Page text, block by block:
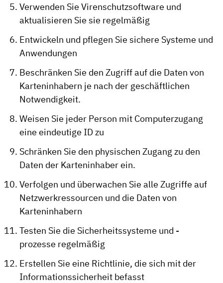
Verwenden Sie Virenschutzsoftware und
aktualisieren Sie sie regelmäßig
Entwickeln und pflegen Sie sichere Systeme und
Anwendungen
Beschränken Sie den Zugriff auf die Daten von
Karteninhabern je nach der geschäftlichen
Notwendigkeit.
Weisen Sie jeder Person mit Computerzugang
eine eindeutige ID zu
Schränken Sie den physischen Zugang zu den
Daten der Karteninhaber ein.
Verfolgen und überwachen Sie alle Zugriffe auf
Netzwerkressourcen und die Daten von
Karteninhabern
Testen Sie die Sicherheitssysteme und -
prozesse regelmäßig
Erstellen Sie eine Richtlinie, die sich mit der
Informationssicherheit befasst